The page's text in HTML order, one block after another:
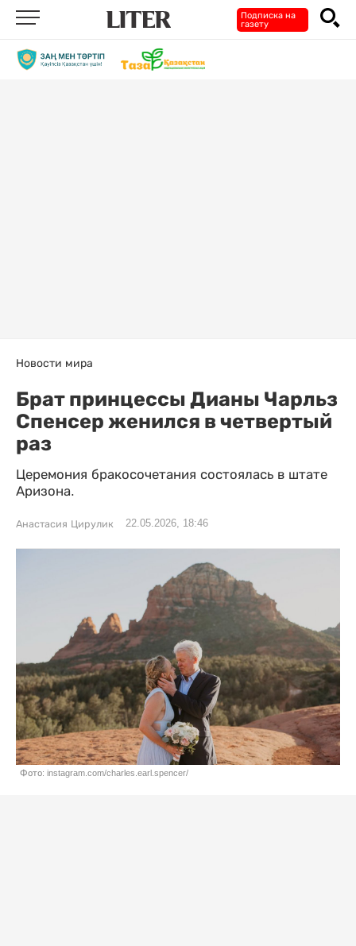
Подписка на
газету
Новости мира
Брат принцессы Дианы Чарльз
Спенсер женился в четвертый
раз
Церемония бракосочетания состоялась в штате
Аризона.
Анастасия Цирулик 22.05.2026, 18:46
Фото: instagram.com/charles.earl.spencer/